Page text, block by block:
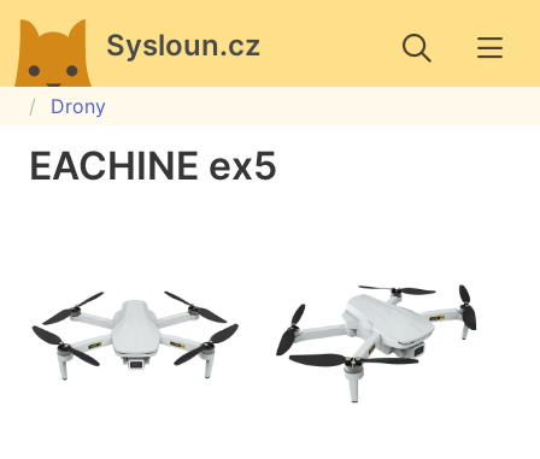
Sysloun.cz
Drony
EACHINE ex5